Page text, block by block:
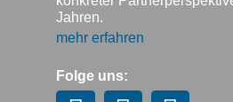
Jahren.
mehr erfahren
Folge uns: